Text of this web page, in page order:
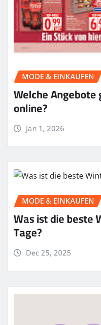
MODE & EINKAUFEN
Welche Angebote
online?
Jan 1, 2026
MODE & EINKAUFEN
Was ist die beste
Tage?
Dec 25, 2025